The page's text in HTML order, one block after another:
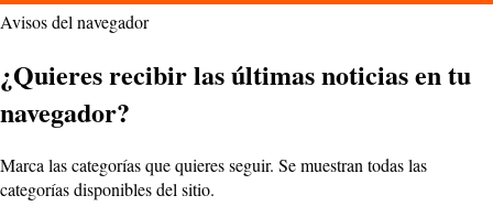
Avisos del navegador
¿Quieres recibir las últimas noticias en tu
navegador?
Marca las categorías que quieres seguir. Se muestran todas las
categorías disponibles del sitio.